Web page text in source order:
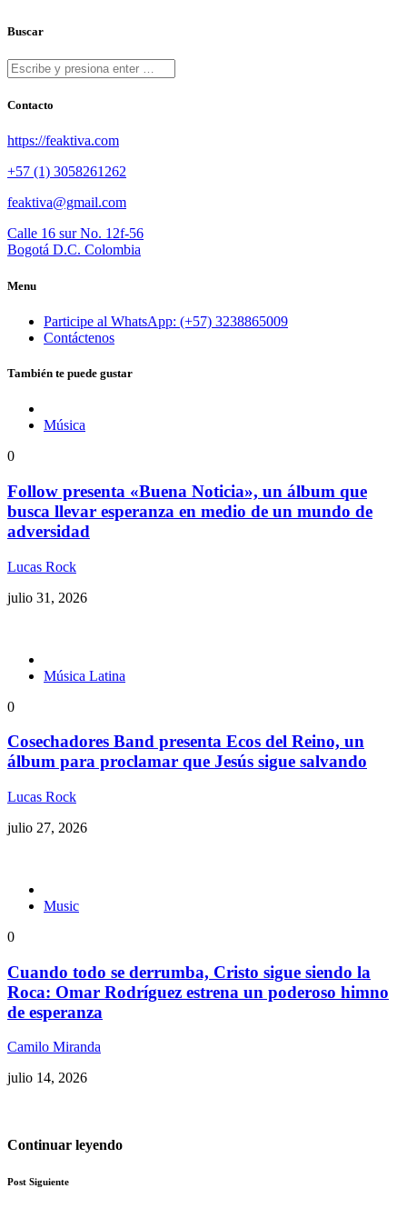
Buscar
Contacto
https://feaktiva.com
+57 (1) 3058261262
feaktiva@gmail.com
Calle 16 sur No. 12f-56
Bogotá D.C. Colombia
Menu
Participe al WhatsApp: (+57) 3238865009
Contáctenos
También te puede gustar
Música
0
Follow presenta «Buena Noticia», un álbum que
busca llevar esperanza en medio de un mundo de
adversidad
Lucas Rock
julio 31, 2026
Música Latina
0
Cosechadores Band presenta Ecos del Reino, un
álbum para proclamar que Jesús sigue salvando
Lucas Rock
julio 27, 2026
Music
0
Cuando todo se derrumba, Cristo sigue siendo la
Roca: Omar Rodríguez estrena un poderoso himno
de esperanza
Camilo Miranda
julio 14, 2026
Continuar leyendo
Post Siguiente